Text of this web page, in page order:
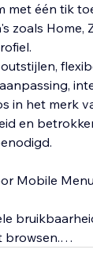
met één tik
zoals Home,
in het merk
en
Mobile
browsen.